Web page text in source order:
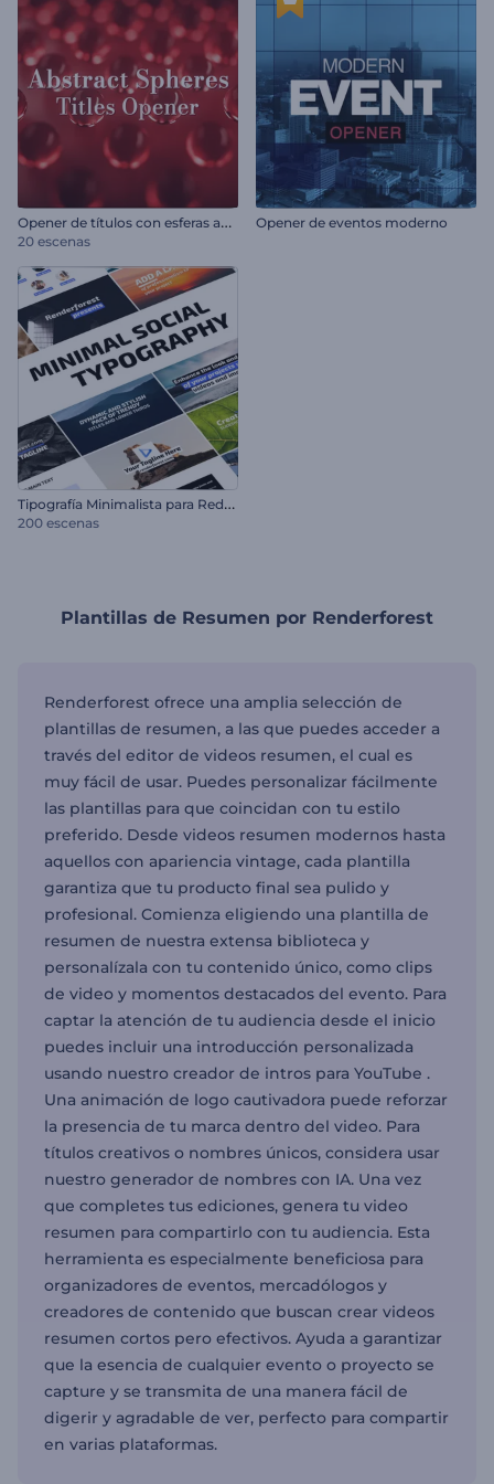
O
pener de títulos con esferas abstractas
20 escenas
Opener de eventos moderno
T
ipografía Minimalista para Redes Sociales
200 escenas
Plantillas de Resumen por Renderforest
Renderforest ofrece una amplia selección de
plantillas de resumen, a las que puedes acceder a
través del editor de videos resumen, el cual es
muy fácil de usar. Puedes personalizar fácilmente
las plantillas para que coincidan con tu estilo
preferido. Desde videos resumen modernos hasta
aquellos con apariencia vintage, cada plantilla
garantiza que tu producto final sea pulido y
profesional. Comienza eligiendo una plantilla de
resumen de nuestra extensa biblioteca y
personalízala con tu contenido único, como clips
de video y momentos destacados del evento. Para
captar la atención de tu audiencia desde el inicio
puedes incluir una introducción personalizada
usando nuestro creador de intros para YouTube .
Una animación de logo cautivadora puede reforzar
la presencia de tu marca dentro del video. Para
títulos creativos o nombres únicos, considera usar
nuestro generador de nombres con IA. Una vez
que completes tus ediciones, genera tu video
resumen para compartirlo con tu audiencia. Esta
herramienta es especialmente beneficiosa para
organizadores de eventos, mercadólogos y
creadores de contenido que buscan crear videos
resumen cortos pero efectivos. Ayuda a garantizar
que la esencia de cualquier evento o proyecto se
capture y se transmita de una manera fácil de
digerir y agradable de ver, perfecto para compartir
en varias plataformas.